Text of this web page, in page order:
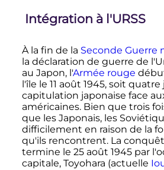
Intégration à l'URSS
À la fin de la Seconde Guerre
la déclaration de guerre de
au Japon, l'Armée rouge
l'île le 11 août 1945, soit quatre
capitulation japonaise face
américaines. Bien que trois
que les Japonais, les
difficilement en raison de la
qu'ils rencontrent. La
termine le 25 août 1945par
capitale, Toyohara (actuelle